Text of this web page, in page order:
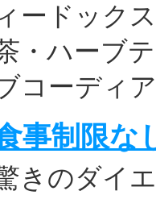
ィードック
・ハーブ
コーディ
事制限な
きのダイ